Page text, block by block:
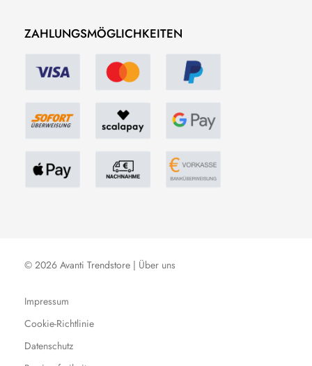
ZAHLUNGSMÖGLICHKEITEN
© 2026 Avanti Trendstore | Über uns
Impressum
Cookie-Richtlinie
Datenschutz